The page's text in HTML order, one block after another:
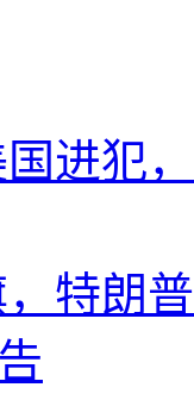
进犯
特朗